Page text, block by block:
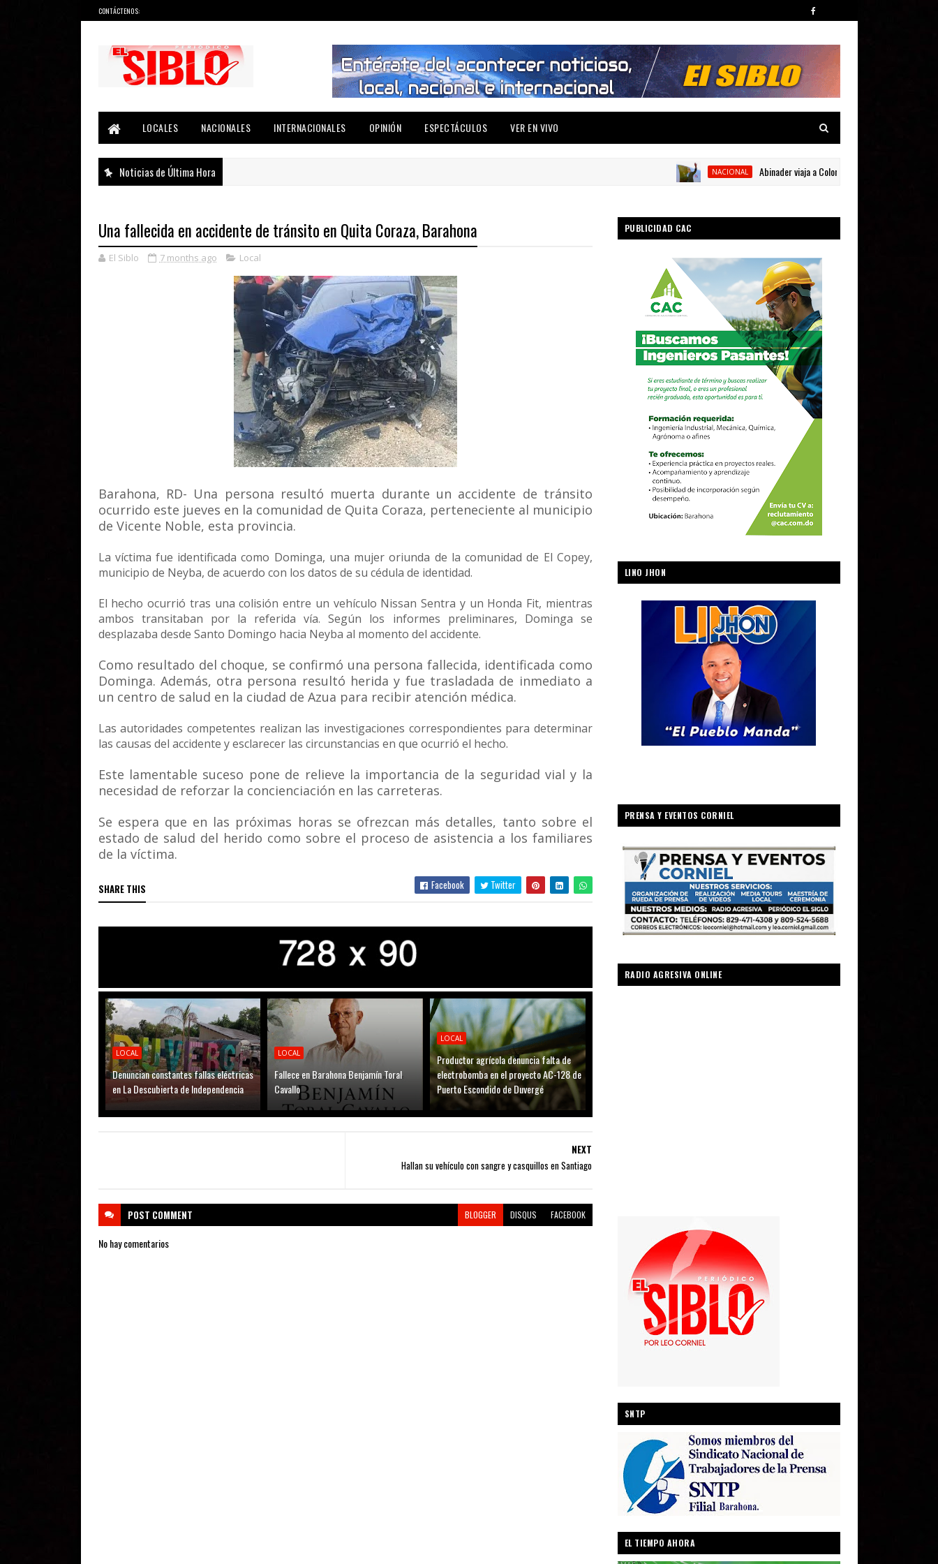
CONTÁCTENOS:
LOCALES
NACIONALES INTERNACIONALES OPINIÓN ESPECTÁCULOS VER EN VIVO
Noticias de Última Hora NACIONAL Abinader viaja a Colombia para participar en la toma
Una fallecida en accidente de tránsito en Quita Coraza, Barahona
El Siblo 7 months ago Local
Barahona, RD- Una persona resultó muerta durante un accidente de tránsito
ocurrido este jueves en la comunidad de Quita Coraza, perteneciente al municipio
de Vicente Noble, esta provincia.
La víctima fue identificada como Dominga, una mujer oriunda de la comunidad de El Copey,
municipio de Neyba, de acuerdo con los datos de su cédula de identidad.
El hecho ocurrió tras una colisión entre un vehículo Nissan Sentra y un Honda Fit, mientras
ambos transitaban por la referida vía. Según los informes preliminares, Dominga se
desplazaba desde Santo Domingo hacia Neyba al momento del accidente.
Como resultado del choque, se confirmó una persona fallecida, identificada como
Dominga. Además, otra persona resultó herida y fue trasladada de inmediato a
un centro de salud en la ciudad de Azua para recibir atención médica.
Las autoridades competentes realizan las investigaciones correspondientes para determinar
las causas del accidente y esclarecer las circunstancias en que ocurrió el hecho.
Este lamentable suceso pone de relieve la importancia de la seguridad vial y la
necesidad de reforzar la concienciación en las carreteras.
Se espera que en las próximas horas se ofrezcan más detalles, tanto sobre el
estado de salud del herido como sobre el proceso de asistencia a los familiares
de la víctima.
SHARE THIS Facebook Twitter
LOCAL
Denuncian constantes fallas eléctricas
en La Descubierta de Independencia
LOCAL
Fallece en Barahona Benjamín Toral
Cavallo
LOCAL
Productor agrícola denuncia falta de
electrobomba en el proyecto AC-128 de
Puerto Escondido de Duvergé
NEXT
Hallan su vehículo con sangre y casquillos en Santiago
POST COMMENT BLOGGER DISQUS FACEBOOK
No hay comentarios
PUBLICIDAD CAC
LINO JHON
PRENSA Y EVENTOS CORNIEL
RADIO AGRESIVA ONLINE
SNTP
EL TIEMPO AHORA